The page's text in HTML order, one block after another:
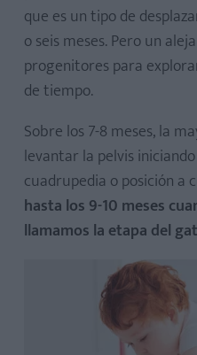
que es un tipo de
o seis meses. Pero un
progenitores para
de tiempo.
Sobre los 7-8 meses, la
levantar la pelvis
cuadrupedia o posición a
hasta los 9-10 meses
llamamos la etapa del